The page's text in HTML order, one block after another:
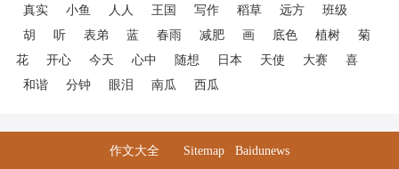
真实
小鱼 人人 王国 写作 稻草 远方
班级
胡
听 表弟 蓝 春雨 减肥 画 底色 植树
菊
花
开心 今天 心中 随想 日本 天使 大赛
喜
和谐
分钟 眼泪 南瓜 西瓜
作文大全 Sitemap Baidunews